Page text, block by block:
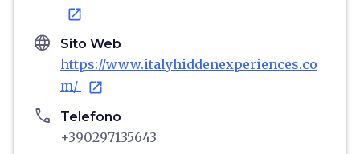
open_in_new
language Sito Web
https://www.italyhiddenexperiences.co
m/
open_in_new
phone Telefono
+390297135643